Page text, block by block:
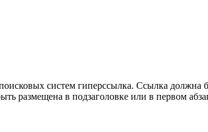
систем гиперссылка. Ссылка должна
размещена в подзаголовке или в первом